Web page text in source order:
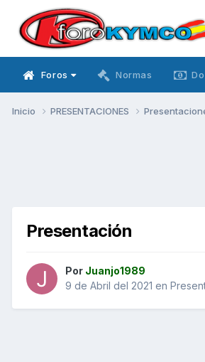
Foros Normas
Inicio PRESENTACIONES
Presentación
Por Juanjo1989
9 de Abril del 2021 en